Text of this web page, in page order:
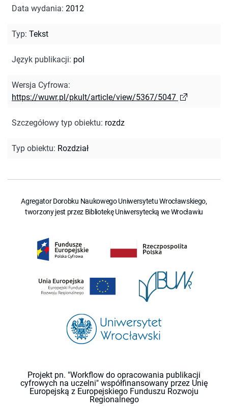
Data wydania: 2012
Typ: Tekst
Język publikacji: pol
Wersja Cyfrowa:
https://wuwr.pl/pkult/article/view/5367/5047
Szczegółowy typ obiektu: rozdz
Typ obiektu: Rozdział
Agregator Dorobku Naukowego Uniwersytetu Wrocławskiego,
tworzony jest przez Bibliotekę Uniwersytecką we Wrocławiu
Projekt pn. "Workflow do opracowania publikacji
cyfrowych na uczelni" współfinansowany przez Unię
Europejską z Europejskiego Funduszu Rozwoju
Regionalnego